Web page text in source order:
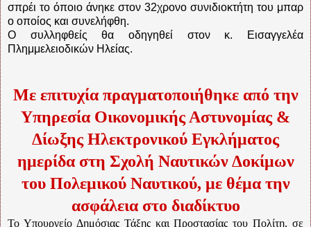
σπρέι το όποιο άνηκε στον 32χρονο συνιδιοκτήτη του μπαρ
ο οποίος και συνελήφθη.
Ο συλληφθείς θα οδηγηθεί στον κ. Εισαγγελέα
Πλημμελειοδικών Ηλείας.
Με επιτυχία πραγματοποιήθηκε από την
Υπηρεσία Οικονομικής Αστυνομίας &
Δίωξης Ηλεκτρονικού Εγκλήματος
ημερίδα στη Σχολή Ναυτικών Δοκίμων
του Πολεμικού Ναυτικού, με θέμα την
ασφάλεια στο διαδίκτυο
Το Υπουργείο Δημόσιας Τάξης και Προστασίας του Πολίτη, σε